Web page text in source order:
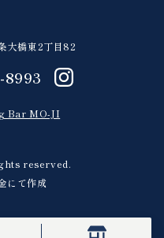
大橋東2丁目82
8993
Bar MO-JI
reserved.
にて作成